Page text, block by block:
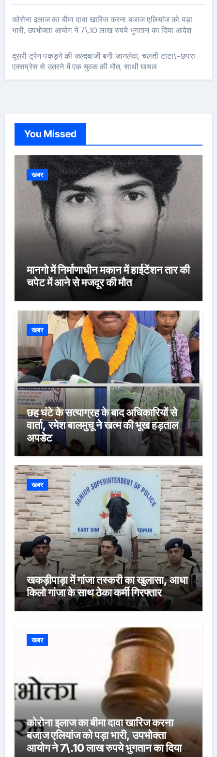
कोरोना इलाज का बीमा दावा खारिज करना बजाज एलियांज को पड़ा
भारी, उपभोक्ता आयोग ने 7\.10 लाख रुपये भुगतान का दिया आदेश
दूसरी ट्रेन पकड़ने की जल्दबाजी बनी जानलेवा, चलती टाटा\-छपरा
एक्सप्रेस से उतरने में एक युवक की मौत, साथी घायल
You Missed
खबर
मानगो में निर्माणाधीन मकान में हाईटेंशन तार की
चपेट में आने से मजदूर की मौत
खबर
छह घंटे के सत्याग्रह के बाद अधिकारियों से
वार्ता, रमेश बालमुचू ने खत्म की भूख हड़ताल
अपडेट
खबर
खकड़ीपाड़ा में गांजा तस्करी का खुलासा, आधा
किलो गांजा के साथ ठेका कर्मी गिरफ्तार
खबर
कोरोना इलाज का बीमा दावा खारिज करना
बजाज एलियांज को पड़ा भारी, उपभोक्ता
आयोग ने 7\.10 लाख रुपये भुगतान का दिया